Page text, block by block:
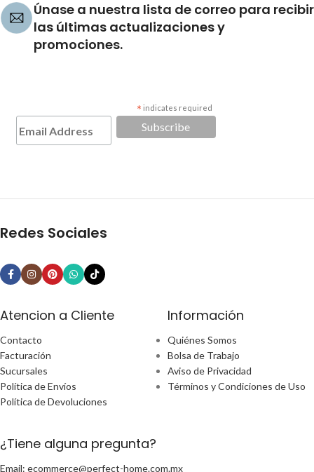
Únase a nuestra lista de correo para recibir
las últimas actualizaciones y
promociones.
* indicates required
Redes Sociales
Atencion a Cliente
Contacto
Facturación
Sucursales
Política de Envíos
Política de Devoluciones
Información
Quiénes Somos
Bolsa de Trabajo
Aviso de Privacidad
Términos y Condiciones de Uso
¿Tiene alguna pregunta?
Email: ecommerce@perfect-home.com.mx